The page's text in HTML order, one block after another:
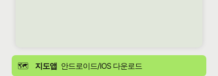
🗺️ 지도앱 안드로이드/IOS 다운로드